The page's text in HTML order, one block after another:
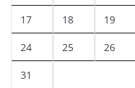
17 18 19
24 25 26
31